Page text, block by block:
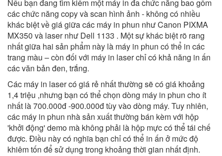
Nếu bạn đang tìm kiếm một máy in đa chức năng bao gồm
các chức năng copy và scan hình ảnh - không có nhiều
khác biệt về giá giữa các máy in phun như Canon PIXMA
MX350 và laser như Dell 1133 . Một sự khác biệt rõ rang
nhất giữa hai sản phẩm này là máy in phun có thể in các
trang màu – còn đối với máy in laser chỉ có khả năng in ấn
các văn bản đen, trắng.
Các máy in laser có giá rẻ nhất thường sẽ có giá khoảng
1,4 triệu ,nhưng bạn có thể chọn dòng máy in phun cho ít
nhất là 700.000đ -900.000đ tùy vào dòng máy. Tuy nhiên,
các máy in phun nhà sản xuất thường bán kèm với hộp
'khởi động' demo mà không phải là hộp mực có thể tái chế
được. Điều này có nghĩa bạn chỉ có thể in ấn ở mức độ
khiêm tốn để sử dụng trong khoảng thời gian nhất định.